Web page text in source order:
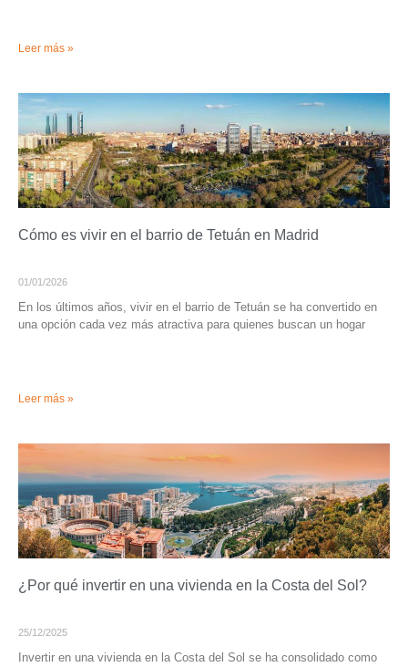
Leer más »
Cómo es vivir en el barrio de Tetuán en Madrid
01/01/2026
En los últimos años, vivir en el barrio de Tetuán se ha convertido en
una opción cada vez más atractiva para quienes buscan un hogar
Leer más »
¿Por qué invertir en una vivienda en la Costa del Sol?
25/12/2025
Invertir en una vivienda en la Costa del Sol se ha consolidado como